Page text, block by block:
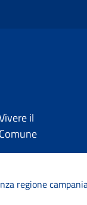
il
Comune
regione